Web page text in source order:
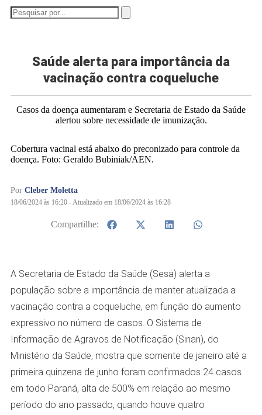
Saúde alerta para importância da
vacinação contra coqueluche
Casos da doença aumentaram e Secretaria de Estado da Saúde
alertou sobre necessidade de imunização.
Cobertura vacinal está abaixo do preconizado para controle da
doença. Foto: Geraldo Bubiniak/AEN.
Por Cleber Moletta
18/06/2024 às 16:20 - Atualizado em 18/06/2024 às 16:28
Compartilhe:
A Secretaria de Estado da Saúde (Sesa) alerta a
população sobre a importância de manter atualizada a
vacinação contra a coqueluche, em função do aumento
expressivo no número de casos. O Sistema de
Informação de Agravos de Notificação (Sinan), do
Ministério da Saúde, mostra que somente de janeiro até a
primeira quinzena de junho foram confirmados 24 casos
em todo Paraná, alta de 500% em relação ao mesmo
período do ano passado, quando houve quatro